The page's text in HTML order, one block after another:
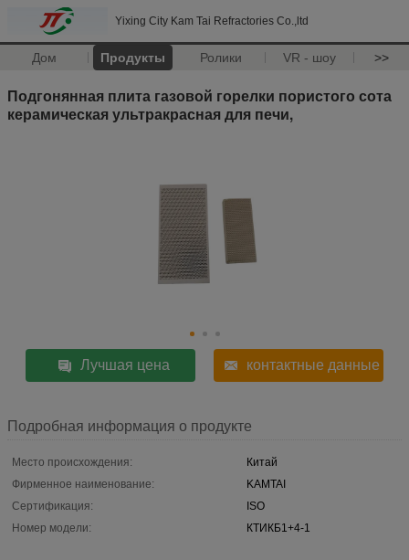
Yixing City Kam Tai Refractories Co.,ltd
Дом Продукты Ролики VR - шоу >>
Подгонянная плита газовой горелки пористого сота
керамическая ультракрасная для печи,
Лучшая цена контактные данные
Подробная информация о продукте
Место происхождения:
Китай
Фирменное наименование:
KAMTAI
Сертификация:
ISO
Номер модели:
КТИКБ1+4-1